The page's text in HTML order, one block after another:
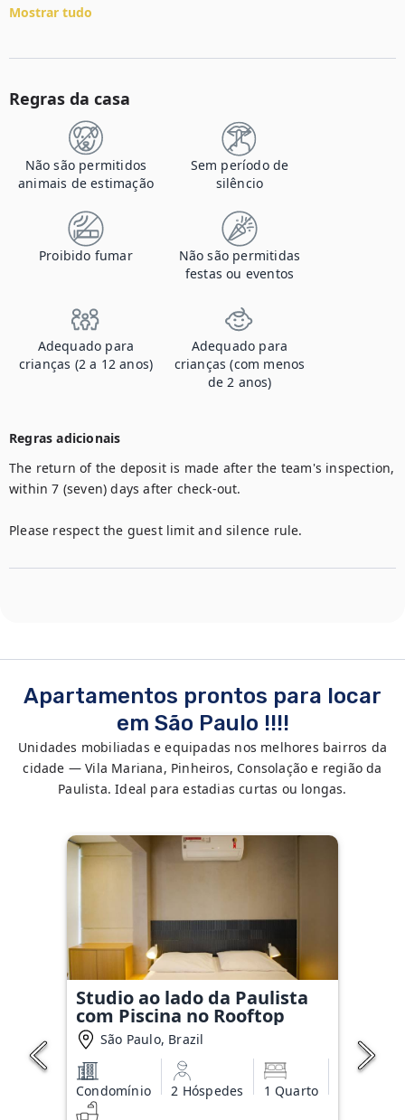
Mostrar tudo
Regras da casa
Não são permitidos
animais de estimação
Sem período de
silêncio
Proibido fumar
Não são permitidas
festas ou eventos
Adequado para
crianças (2 a 12 anos)
Adequado para
crianças (com menos
de 2 anos)
Regras adicionais
The return of the deposit is made after the team's inspection,
within 7 (seven) days after check-out.
Please respect the guest limit and silence rule.
Apartamentos prontos para locar
em São Paulo !!!!
Unidades mobiliadas e equipadas nos melhores bairros da
cidade — Vila Mariana, Pinheiros, Consolação e região da
Paulista. Ideal para estadias curtas ou longas.
Studio ao lado da Paulista
com Piscina no Rooftop
São Paulo, Brazil
Condomínio 2 Hóspedes 1 Quarto